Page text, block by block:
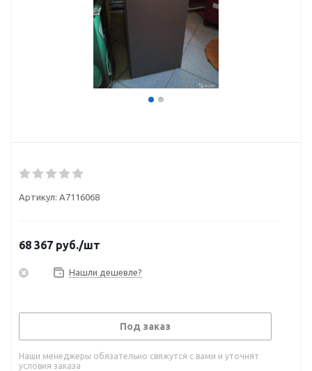
Артикул: A7116068
68 367 руб./шт
Нашли дешевле?
Под заказ
Наши менеджеры обязательно свяжутся с вами и уточнят
условия заказа